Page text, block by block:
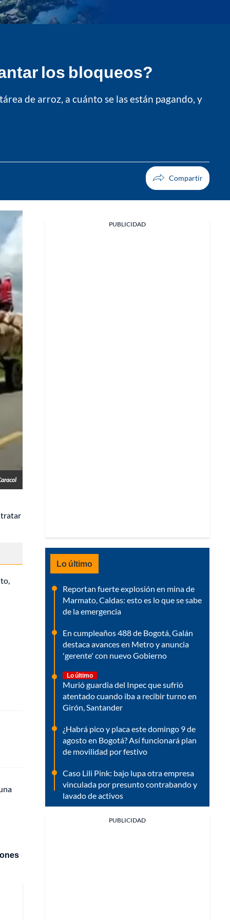
los bloqueos?
de arroz, a cuánto se las están pagando, y
PUBLICIDAD
Lo último
Reportan fuerte explosión en mina de
Marmato, Caldas: esto es lo que se sabe
de la emergencia
En cumpleaños 488 de Bogotá, Galán
destaca avances en Metro y anuncia
'gerente' con nuevo Gobierno
Lo último
Murió guardia del Inpec que sufrió
atentado cuando iba a recibir turno en
Girón, Santander
¿Habrá pico y placa este domingo 9 de
agosto en Bogotá? Así funcionará plan
de movilidad por festivo
Caso Lili Pink: bajo lupa otra empresa
vinculada por presunto contrabando y
lavado de activos
PUBLICIDAD